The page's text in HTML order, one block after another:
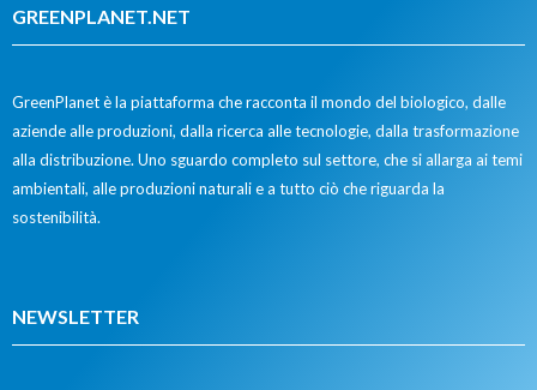
GREENPLANET.NET
GreenPlanet è la piattaforma che racconta il mondo del biologico, dalle
aziende alle produzioni, dalla ricerca alle tecnologie, dalla trasformazione
alla distribuzione. Uno sguardo completo sul settore, che si allarga ai temi
ambientali, alle produzioni naturali e a tutto ciò che riguarda la
sostenibilità.
NEWSLETTER